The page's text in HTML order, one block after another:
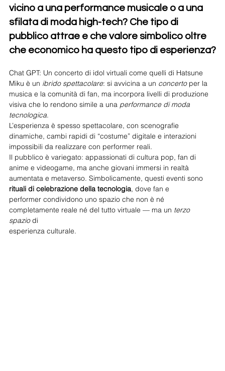
vicino a una performance musicale o a una
sfilata di moda high-tech? Che tipo di
pubblico attrae e che valore simbolico oltre
che economico ha questo tipo di esperienza?
Chat GPT: Un concerto di idol virtuali come quelli di Hatsune
Miku è un ibrido spettacolare: si avvicina a un concerto per la
musica e la comunità di fan, ma incorpora livelli di produzione
visiva che lo rendono simile a una performance di moda
tecnologica.
L’esperienza è spesso spettacolare, con scenografie
dinamiche, cambi rapidi di “costume” digitale e interazioni
impossibili da realizzare con performer reali.
Il pubblico è variegato: appassionati di cultura pop, fan di
anime e videogame, ma anche giovani immersi in realtà
aumentata e metaverso. Simbolicamente, questi eventi sono
rituali di celebrazione della tecnologia, dove fan e
performer condividono uno spazio che non è né
completamente reale né del tutto virtuale — ma un terzo
spazio di
esperienza culturale.